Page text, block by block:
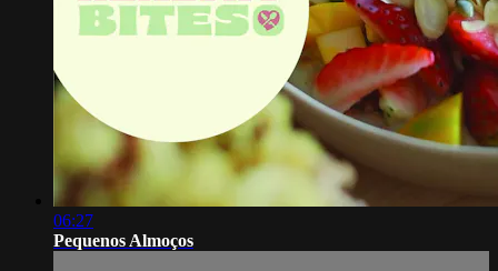
06:27
Pequenos Almoços